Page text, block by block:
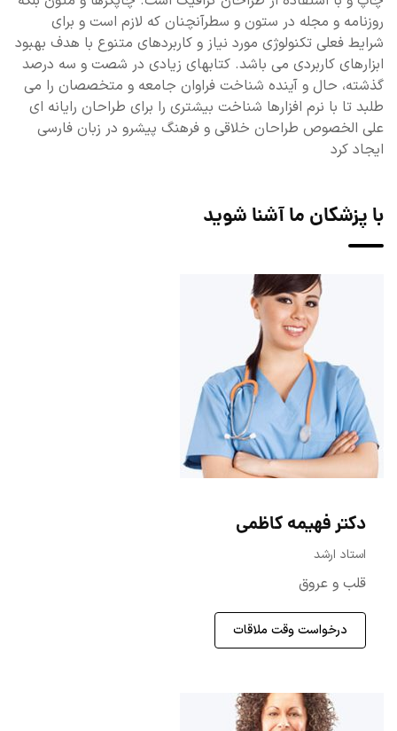
روزنامه و مجله در ستون و سطرآنچنان که لازم است و برای
شرایط فعلی تکنولوژی مورد نیاز و کاربردهای متنوع با هدف بهبود
ابزارهای کاربردی می باشد. کتابهای زیادی در شصت و سه درصد
گذشته، حال و آینده شناخت فراوان جامعه و متخصصان را می
طلبد تا با نرم افزارها شناخت بیشتری را برای طراحان رایانه ای
علی الخصوص طراحان خلاقی و فرهنگ پیشرو در زبان فارسی
ایجاد کرد
با پزشکان ما آشنا شوید
دکتر فهیمه کاظمی
استاد ارشد
قلب و عروق
درخواست وقت ملاقات